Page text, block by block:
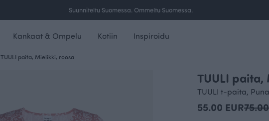
Ilmainen toimitus yli 100 € tilauksille Suomessa.
Kankaat & Ompelu Kotiin Inspiroidu
TUULI paita, Mielikki, roosa
TUULI paita,
TUULI t-paita,
55.00 EUR